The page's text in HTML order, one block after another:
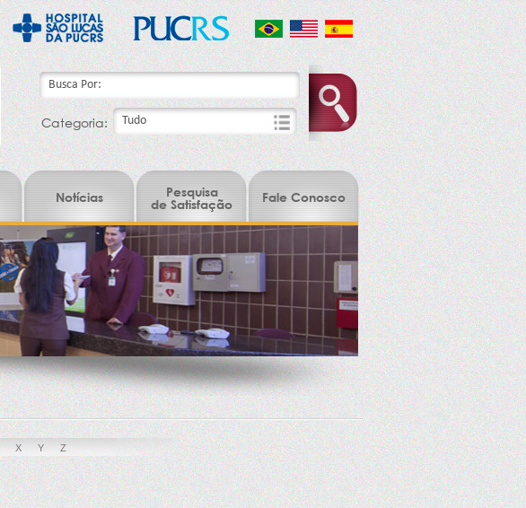
Categoria:
Notícias
Pesquisa
de Satisfação
Fale Conosco
X Y Z